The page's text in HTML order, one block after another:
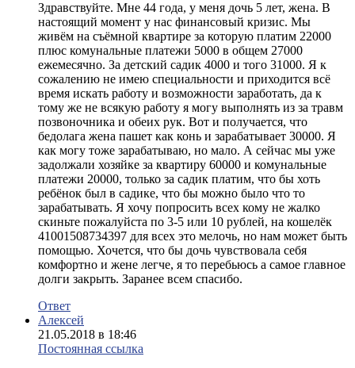
Здравствуйте. Мне 44 года, у меня дочь 5 лет, жена. В
настоящий момент у нас финансовый кризис. Мы
живём на съёмной квартире за которую платим 22000
плюс комунальные платежи 5000 в общем 27000
ежемесячно. За детский садик 4000 и того 31000. Я к
сожалению не имею специальности и приходится всё
время искать работу и возможности заработать, да к
тому же не всякую работу я могу выполнять из за травм
позвоночника и обеих рук. Вот и получается, что
бедолага жена пашет как конь и зарабатывает 30000. Я
как могу тоже зарабатываю, но мало. А сейчас мы уже
задолжали хозяйке за квартиру 60000 и комунальные
платежи 20000, только за садик платим, что бы хоть
ребёнок был в садике, что бы можно было что то
зарабатывать. Я хочу попросить всех кому не жалко
скиньте пожалуйста по 3-5 или 10 рублей, на кошелёк
41001508734397 для всех это мелочь, но нам может быть
помощью. Хочется, что бы дочь чувствовала себя
комфортно и жене легче, я то перебьюсь а самое главное
долги закрыть. Заранее всем спасибо.
Ответ
Алексей
21.05.2018 в 18:46
Постоянная ссылка